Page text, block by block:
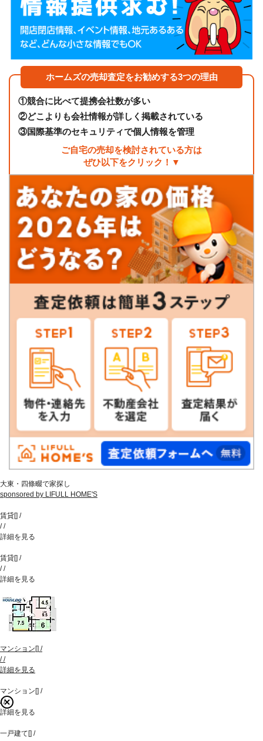
ホームズの売却査定をお勧めする3つの理由
①競合に比べて提携会社数が多い
②どこよりも会社情報が詳しく掲載されている
③国際基準のセキュリティで個人情報を管理
ご自宅の売却を検討されている方は
ぜひ以下をクリック！▼
大東・四條畷で家探し
sponsored by LIFULL HOME'S
賃貸[] /
//
詳細を見る
賃貸[] /
//
詳細を見る
マンション[] /
//
詳細を見る
マンション[] /
//
詳細を見る
一戸建て[] /